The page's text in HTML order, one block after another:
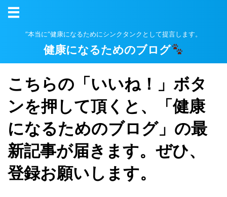
”本当に”健康になるためにシンクタンクとして提言します。
健康になるためのブログ
こちらの「いいね！」ボタ
ンを押して頂くと、「健康
になるためのブログ」の最
新記事が届きます。ぜひ、
登録お願いします。